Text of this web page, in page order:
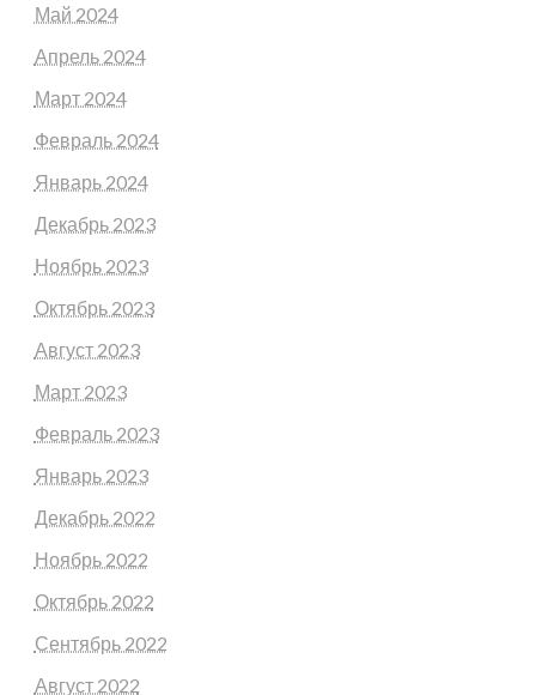
Май 2024
Апрель 2024
Март 2024
Февраль 2024
Январь 2024
Декабрь 2023
Ноябрь 2023
Октябрь 2023
Август 2023
Март 2023
Февраль 2023
Январь 2023
Декабрь 2022
Ноябрь 2022
Октябрь 2022
Сентябрь 2022
Август 2022